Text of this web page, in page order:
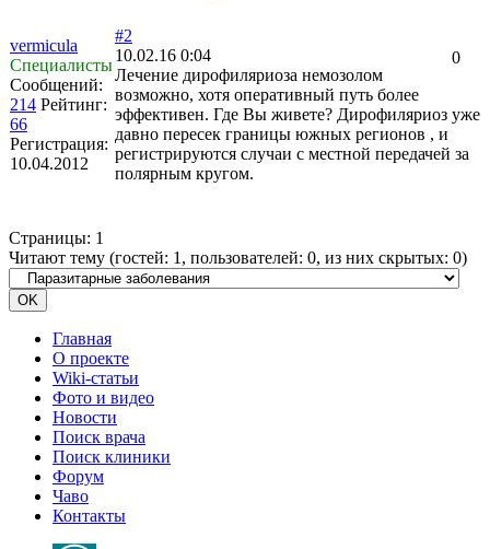
vermicula
Специалисты
Сообщений:
214 Рейтинг:
66
Регистрация:
10.04.2012
#2
0
10.02.16 0:04
Лечение дирофиляриоза немозолом
возможно, хотя оперативный путь более
эффективен. Где Вы живете? Дирофиляриоз уже
давно пересек границы южных регионов , и
регистрируются случаи с местной передачей за
полярным кругом.
Страницы: 1
Читают тему (гостей: 1 , пользователей: 0, из них скрытых: 0)
Главная
О проекте
Wiki-статьи
Фото и видео
Новости
Поиск врача
Поиск клиники
Форум
Чаво
Контакты